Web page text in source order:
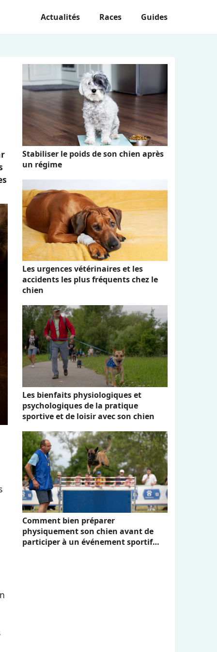
Actualités Races Guides
Stabiliser le poids de son chien après
un régime
Les urgences vétérinaires et les
accidents les plus fréquents chez le
chien
Les bienfaits physiologiques et
psychologiques de la pratique
sportive et de loisir avec son chien
Comment bien préparer
physiquement son chien avant de
participer à un événement sportif